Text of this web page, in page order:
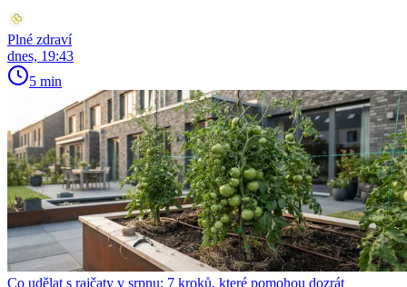
Plné zdraví
dnes, 19:43
5 min
Co udělat s rajčaty v srpnu: 7 kroků, které pomohou dozrát